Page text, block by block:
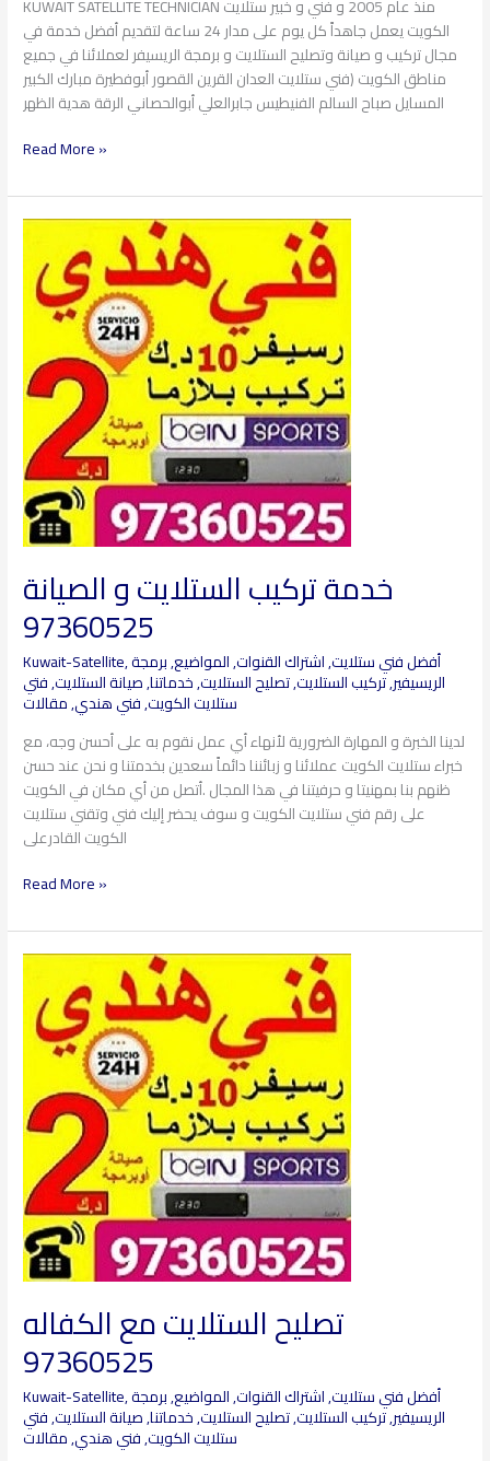
KUWAIT SATELLITE TECHNICIAN منذ عام 2005 و فني و خبير ستلايت
الكويت يعمل جاهداً كل يوم على مدار 24 ساعة لتقديم أفضل خدمة في
مجال تركيب و صيانة وتصليح الستلايت و برمجة الريسيفر لعملائنا في جميع
مناطق الكويت (فني ستلايت العدان القرين القصور أبوفطيرة مبارك الكبير
المسايل صباح السالم الفنيطيس جابرالعلي أبوالحصاني الرقة هدية الظهر
Read More »
خدمة تركيب الستلايت و الصيانة
97360525
Kuwait-Satellite, أفضل فني ستلايت,اشتراك القنوات,المواضيع,برمجة
الريسيفير,تركيب الستلايت,تصليح الستلايت,خدماتنا,صيانة الستلايت,فتي
ستلايت الكويت,فني هندي,مقالات
لدينا الخبرة و المهارة الضرورية لأنهاء أي عمل نقوم به على أحسن وجه، مع
خبراء ستلايت الكويت عملائنا و زبائننا دائماً سعدين بخدمتنا و نحن عند حسن
ظنهم بنا بمهنيتا و حرفيتنا في هذا المجال .أتصل من أي مكان في الكويت
على رقم فني ستلايت الكويت و سوف يحضر إليك فني وتقني ستلايت
الكويت القادرعلى
خدمة
تركيب
الستلايت
الصيانة
97360525
Read More »
تصليح الستلايت مع الكفاله
97360525
Kuwait-Satellite, أفضل فني ستلايت,اشتراك القنوات,المواضيع,برمجة
الريسيفير,تركيب الستلايت,تصليح الستلايت,خدماتنا,صيانة الستلايت,فتي
ستلايت الكويت,فني هندي,مقالات
تصليح
الستلايت
مع
الكفاله
97360525